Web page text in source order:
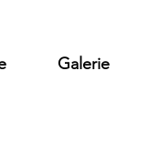
Galerie